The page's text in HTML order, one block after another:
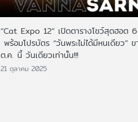
“Cat Expo 12” เปิดตารางโชว์สุดฮอต
พร้อมโปรบัตร “วันพระไม่ได้มีหนเดียว”
ต.ค. นี้ วันเดียวเท่านั้น!!!
21 ตุลาคม 2025